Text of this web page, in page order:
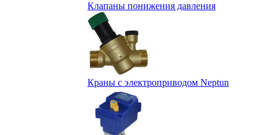
Клапаны понижения давления
Краны с электроприводом Neptun